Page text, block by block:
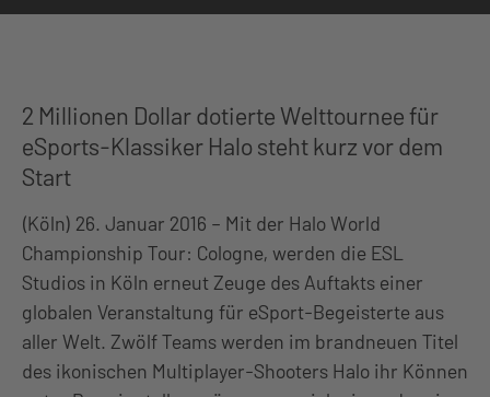
2 Millionen Dollar dotierte Welttournee für
eSports-Klassiker Halo steht kurz vor dem
Start
(Köln) 26. Januar 2016 – Mit der Halo World
Championship Tour: Cologne, werden die ESL
Studios in Köln erneut Zeuge des Auftakts einer
globalen Veranstaltung für eSport-Begeisterte aus
aller Welt. Zwölf Teams werden im brandneuen Titel
des ikonischen Multiplayer-Shooters Halo ihr Können